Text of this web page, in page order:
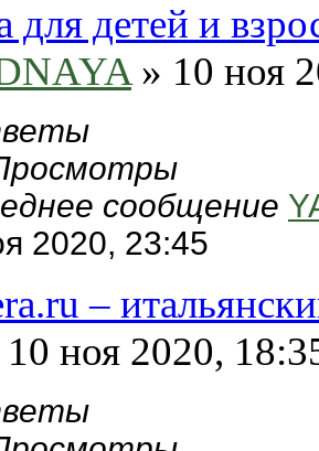
детей и
» 10 ноя
сообщение
2020, 23:45
–
10 ноя 2020,